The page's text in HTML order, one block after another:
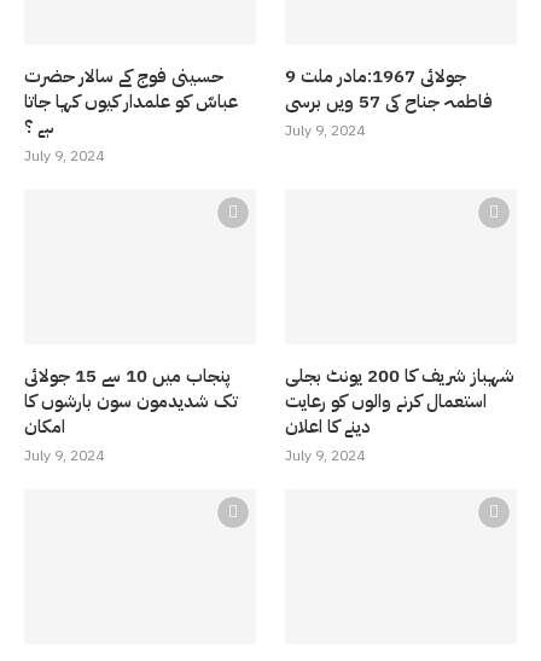
حسینی فوج کے سالار حضرت
عباسّ کو علمدار کیوں کہا جاتا
ہے ؟
July 9, 2024
9 جولائی 1967:مادر ملت
فاطمہ جناح کی 57 ویں برسی
July 9, 2024
پنجاب میں 10 سے 15 جولائی
تک شدیدمون سون بارشوں کا
امکان
July 9, 2024
شہباز شریف کا 200 یونٹ بجلی
استعمال کرنے والوں کو رعایت
دینے کا اعلان
July 9, 2024